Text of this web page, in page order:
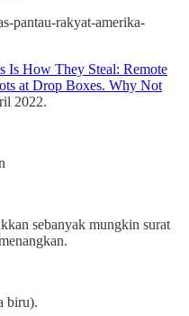
pantau-rakyat-amerika-
Is How They Steal: Remote
at Drop Boxes. Why Not
2022.
sebanyak mungkin surat
biru).